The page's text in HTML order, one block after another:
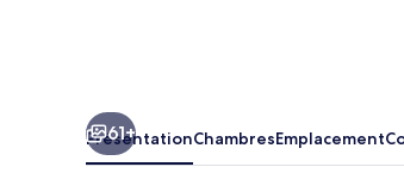
61+
PrésentationChambresEmplacement